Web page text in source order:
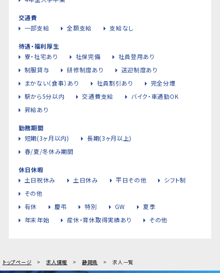
交通費
一部支給
全額支給 支給なし
待遇・福利厚生
寮・社宅あり
社保完備
社員登用あり
制服貸与
研修制度あり
送迎制度あり
まかない（食事）あり
社員割引あり
完全分煙
駅から5分以内
交通費支給
バイク・車通勤OK
昇給あり
勤務期間
短期(3ヶ月以内)
長期(3ヶ月以上)
春/夏/冬休み期間
休日休暇
土日祝休み
土日休み 平日その他
シフト制
その他
有休
慶弔 特別 GW
夏季
年末年始
産休・育休取得実績あり その他
トップページ 求人情報 静岡県 求人一覧